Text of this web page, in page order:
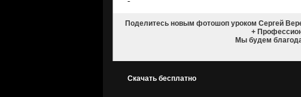
Поделитесь новым фотошоп уроком Сергей
+
Мы будем
Скачать бесплатно